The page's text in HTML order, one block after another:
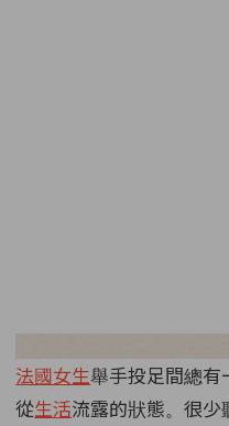
法國女生舉手投足間總
從生活流露的狀態。很